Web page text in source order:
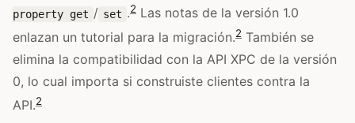
property get / set .2 Las notas de la versión 1.0
enlazan un tutorial para la migración.2 También se
elimina la compatibilidad con la API XPC de la versión
0, lo cual importa si construiste clientes contra la
API.2